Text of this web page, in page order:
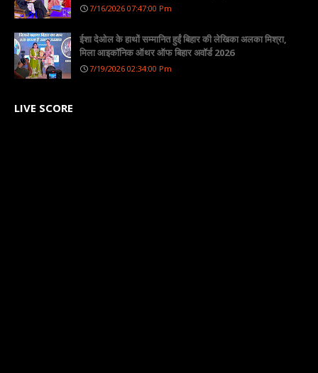
7/16/2026 07:47:00 Pm
ईशा देओल के हाथों सम्मानित हुईं बिहार की लेखिका अलका मिश्रा,
मिला आइकॉनिक ऑथर ऑफ बिहार अवॉर्ड 2026
7/19/2026 02:34:00 Pm
LIVE SCORE